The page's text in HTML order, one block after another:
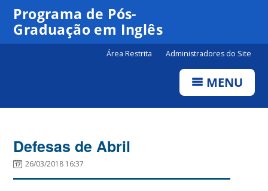
Programa de Pós-
Graduação em Inglês
Área Restrita Administradores do Site
MENU
Defesas de Abril
26/03/2018 16:37